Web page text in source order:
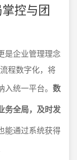
控与团
是企业管理理念
程数字化，将
统一平台。 数
务全局，及时发
能通过系统获得